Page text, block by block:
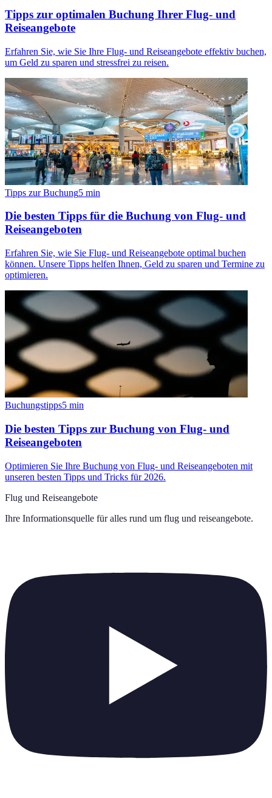
Tipps zur optimalen Buchung Ihrer Flug- und
Reiseangebote
Erfahren Sie, wie Sie Ihre Flug- und Reiseangebote effektiv buchen,
um Geld zu sparen und stressfrei zu reisen.
Tipps zur Buchung5 min
Die besten Tipps für die Buchung von Flug- und
Reiseangeboten
Erfahren Sie, wie Sie Flug- und Reiseangebote optimal buchen
können. Unsere Tipps helfen Ihnen, Geld zu sparen und Termine zu
optimieren.
Buchungstipps5 min
Die besten Tipps zur Buchung von Flug- und
Reiseangeboten
Optimieren Sie Ihre Buchung von Flug- und Reiseangeboten mit
unseren besten Tipps und Tricks für 2026.
Flug und Reiseangebote
Ihre Informationsquelle für alles rund um flug und reiseangebote.